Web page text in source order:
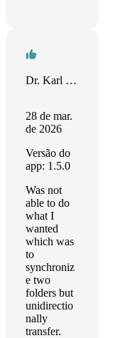
Dr. Karl D. Schubert
28 de mar.
de 2026
Versão do
app: 1.5.0
Was not
able to do
what I
wanted
which was
to
synchroniz
e two
folders but
unidirectio
nally
transfer.